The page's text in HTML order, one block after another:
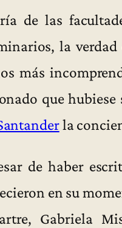
de las
la
más
que hubiese
la
de haber
en su
Gabriela